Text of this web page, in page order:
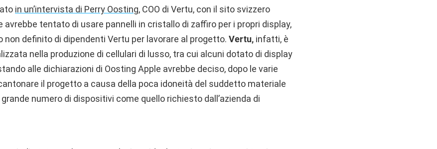
in un’intervista di Perry Oosting, COO di Vertu, con il sito svizzero
tentato di usare pannelli in cristallo di zaffiro per i propri display,
non definito di dipendenti Vertu per lavorare al progetto. Vertu, infatti, è
nella produzione di cellulari di lusso, tra cui alcuni dotato di display
alle dichiarazioni di Oosting Apple avrebbe deciso, dopo le varie
il progetto a causa della poca idoneità del suddetto materiale
numero di dispositivi come quello richiesto dall’azienda di